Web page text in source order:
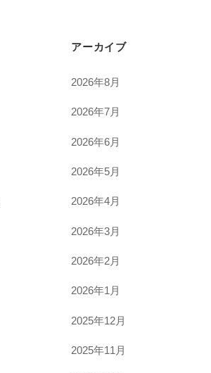
アーカイブ
2026年8月
2026年7月
2026年6月
2026年5月
2026年4月
2026年3月
2026年2月
2026年1月
2025年12月
2025年11月